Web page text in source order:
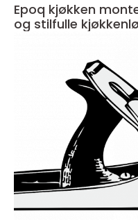
Epoq kjøkken
og stilfulle